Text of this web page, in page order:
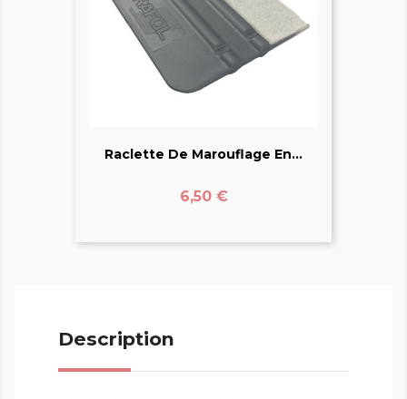
Raclette De Marouflage En...
Prix
6,50 €
Description